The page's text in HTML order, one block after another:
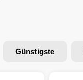
Günstigste